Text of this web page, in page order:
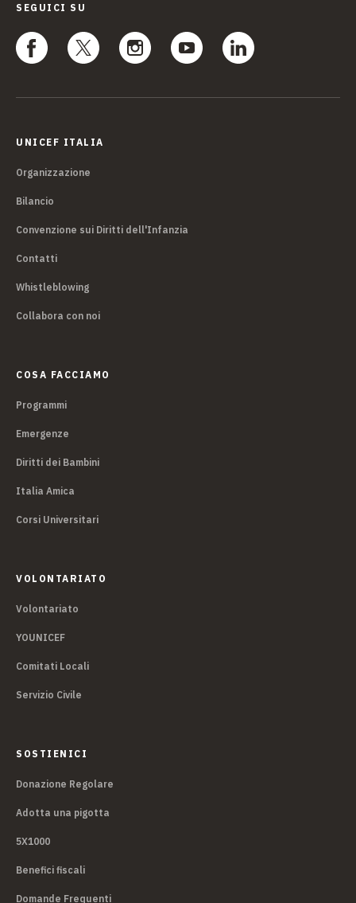
SEGUICI SU
UNICEF ITALIA
Organizzazione
Bilancio
Convenzione sui Diritti dell'Infanzia
Contatti
Whistleblowing
Collabora con noi
COSA FACCIAMO
Programmi
Emergenze
Diritti dei Bambini
Italia Amica
Corsi Universitari
VOLONTARIATO
Volontariato
YOUNICEF
Comitati Locali
Servizio Civile
SOSTIENICI
Donazione Regolare
Adotta una pigotta
5X1000
Benefici fiscali
Domande Frequenti